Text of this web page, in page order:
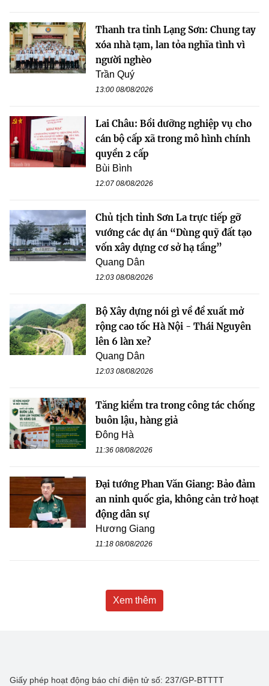
Thanh tra tỉnh Lạng Sơn: Chung tay
xóa nhà tạm, lan tỏa nghĩa tình vì
người nghèo
Trần Quý
13:00 08/08/2026
Lai Châu: Bồi dưỡng nghiệp vụ cho
cán bộ cấp xã trong mô hình chính
quyền 2 cấp
Bùi Bình
12:07 08/08/2026
Chủ tịch tỉnh Sơn La trực tiếp gỡ
vướng các dự án “Dùng quỹ đất tạo
vốn xây dựng cơ sở hạ tầng”
Quang Dân
12:03 08/08/2026
Bộ Xây dựng nói gì về đề xuất mở
rộng cao tốc Hà Nội - Thái Nguyên
lên 6 làn xe?
Quang Dân
12:03 08/08/2026
Tăng kiểm tra trong công tác chống
buôn lậu, hàng giả
Đông Hà
11:36 08/08/2026
Đại tướng Phan Văn Giang: Bảo đảm
an ninh quốc gia, không cản trở hoạt
động dân sự
Hương Giang
11:18 08/08/2026
Xem thêm
Giấy phép hoạt động báo chí điện tử số: 237/GP-BTTTT